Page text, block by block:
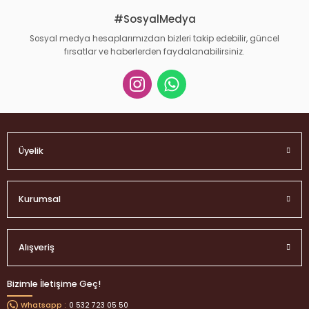
Gönder
#SosyalMedya
Sosyal medya hesaplarımızdan bizleri takip edebilir, güncel
fırsatlar ve haberlerden faydalanabilirsiniz.
Üyelik
Kurumsal
Alışveriş
Bizimle İletişime Geç!
Whatsapp : 0 532 723 05 50